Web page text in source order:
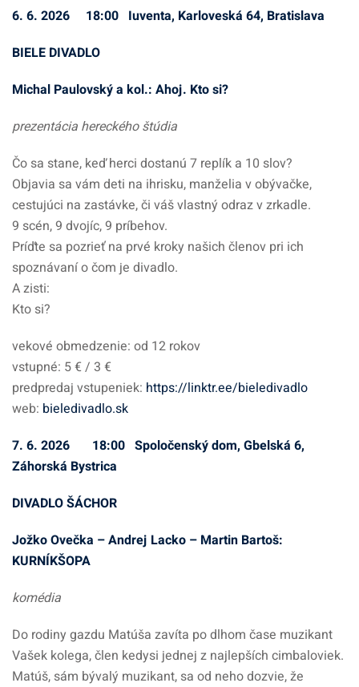
6. 6. 2026 18:00 Iuventa, Karloveská 64, Bratislava
BIELE DIVADLO
Michal Paulovský a kol.: Ahoj. Kto si?
prezentácia hereckého štúdia
Čo sa stane, keď herci dostanú 7 replík a 10 slov?
Objavia sa vám deti na ihrisku, manželia v obývačke,
cestujúci na zastávke, či váš vlastný odraz v zrkadle.
9 scén, 9 dvojíc, 9 príbehov.
Príďte sa pozrieť na prvé kroky našich členov pri ich
spoznávaní o čom je divadlo.
A zisti:
Kto si?
vekové obmedzenie: od 12 rokov
vstupné: 5 € / 3 €
predpredaj vstupeniek: https://linktr.ee/bieledivadlo
web: bieledivadlo.sk
7. 6. 2026 18:00 Spoločenský dom, Gbelská 6,
Záhorská Bystrica
DIVADLO ŠÁCHOR
Jožko Ovečka – Andrej Lacko – Martin Bartoš:
KURNÍKŠOPA
komédia
Do rodiny gazdu Matúša zavíta po dlhom čase muzikant
Vašek kolega, člen kedysi jednej z najlepších cimbaloviek.
Matúš, sám bývalý muzikant, sa od neho dozvie, že